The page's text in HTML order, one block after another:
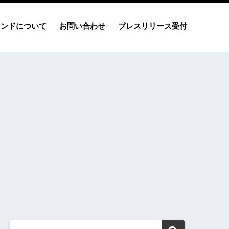
ドについて お問い合わせ プレスリリース受付